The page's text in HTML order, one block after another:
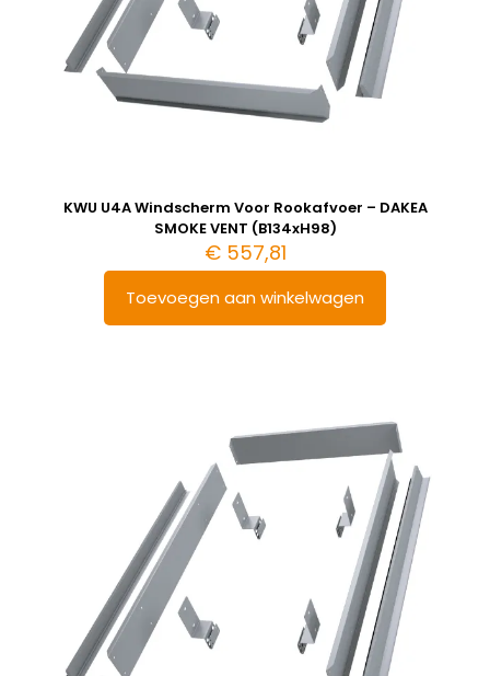
KWU U4A Windscherm Voor Rookafvoer – DAKEA
SMOKE VENT (B134xH98)
€557,81
Toevoegen aan winkelwagen